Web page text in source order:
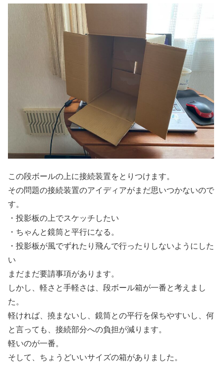
この段ボールの上に接続装置をとりつけます。
その問題の接続装置のアイディアがまだ思いつかないので
す。
・投影板の上でスケッチしたい
・ちゃんと鏡筒と平行になる。
・投影板が風でずれたり飛んで行ったりしないようにした
い
まだまだ要請事項があります。
しかし、軽さと手軽さは、段ボール箱が一番と考えまし
た。
軽ければ、撓まないし、鏡筒との平行を保ちやすいし、何
と言っても、接続部分への負担が減ります。
軽いのが一番。
そして、ちょうどいいサイズの箱がありました。